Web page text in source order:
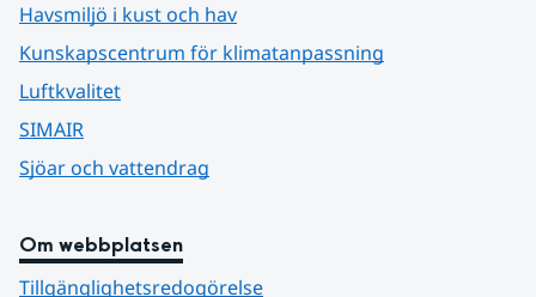
Havsmiljö i kust och hav
Kunskapscentrum för klimatanpassning
Luftkvalitet
SIMAIR
Sjöar och vattendrag
Om webbplatsen
Tillgänglighetsredogörelse